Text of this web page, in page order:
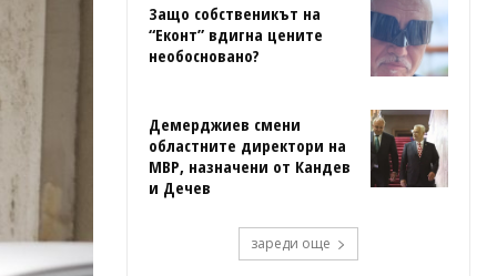
Защо собственикът на
“Еконт” вдигна цените
необосновано?
Демерджиев смени
областните директори на
МВР, назначени от Кандев
и Дечев
зареди още